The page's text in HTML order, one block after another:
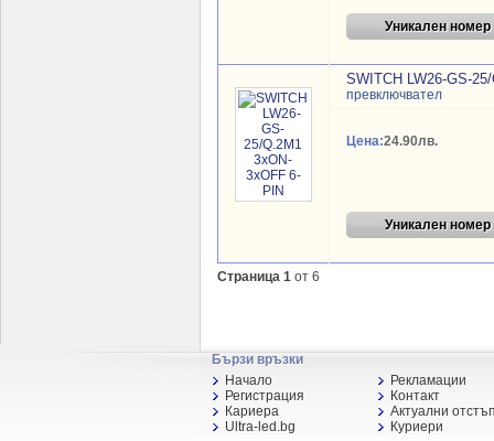
Уникален номер
SWITCH LW26-GS-
превключвател
Цена:24.90лв.
Уникален номер
Страница 1 от 6
Бързи връзки
Начало
Рекламации
Регистрация
Контакт
Кариера
Актуални
Ultra-led.bg
Куриери